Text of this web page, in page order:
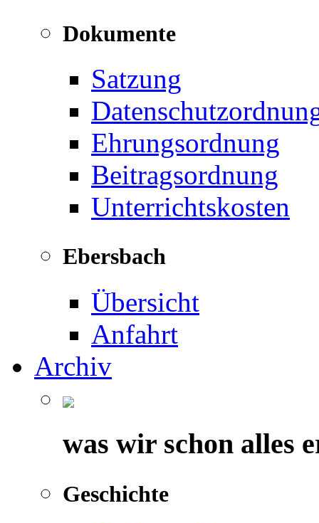
Dokumente
Satzung
Ehrungsordnung
Beitragsordnung
Unterrichtskosten
Ebersbach
Übersicht
Anfahrt
Archiv
was wir schon alles
Geschichte